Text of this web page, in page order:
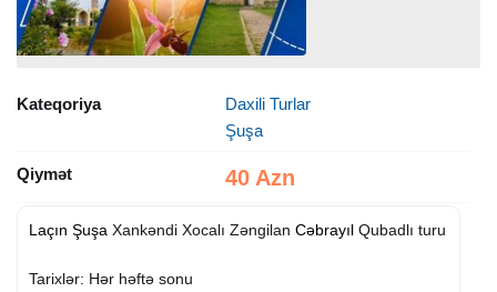
Kateqoriya
Daxili Turlar
Şuşa
Qiymət 40 Azn
Laçın Şuşa Xankəndi Xocalı Zəngilan Cəbrayıl Qubadlı turu
Tarixlər: Hər həftə sonu